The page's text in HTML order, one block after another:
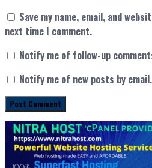
Save my name, email, and
next time I comment.
Notify me of follow-up
Notify me of new posts by email.